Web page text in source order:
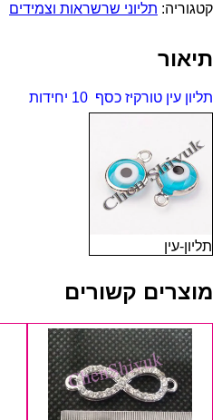
טורקיז
יחידות
קטגוריה: תליוני שרשראות וצמידים
תיאור
תליון עין טורקיז כסף 10 יחידות
תליון-עין
מוצרים קשורים